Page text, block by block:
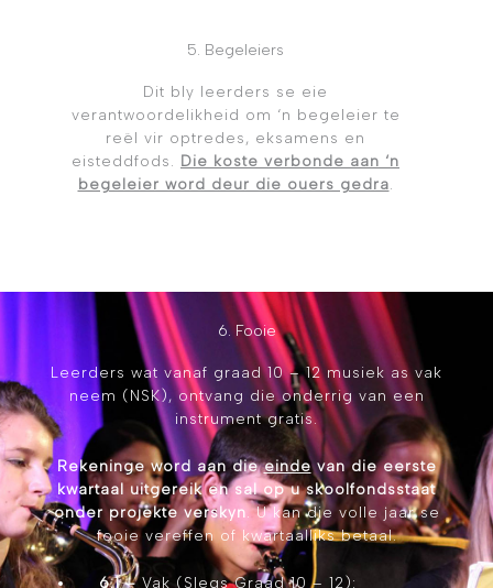
5. Begeleiers
Dit bly leerders se eie
verantwoordelikheid om ‘n begeleier te
reël vir optredes, eksamens en
eisteddfods. Die koste verbonde aan ‘n
begeleier word deur die ouers gedra
6. Fooie
Leerders wat vanaf graad 10 – 12 musiek as vak
neem (NSK), ontvang die onderrig van een
instrument gratis.
Rekeninge word aan dieeindevan die eerste
kwartaal uitgereik en sal op u skoolfondsstaat
onder projekte verskyn . U kan die volle jaar se
fooie vereffen of kwartaalliks betaal.
6.1 –Vak (Slegs Graad 10 – 12):